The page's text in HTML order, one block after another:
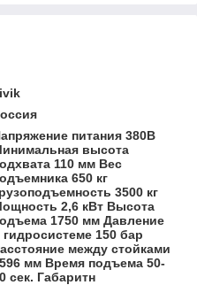
питания 380В
высота
110 мм Вес
650 кг
3500 кг
2,6 кВт Высота
1750 мм Давление
гидросистеме 150 бар
между стойками
мм Время подъема 50-
сек. Габаритн